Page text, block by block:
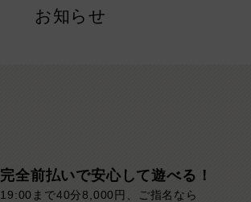
お知らせ
完全前払いで安心して遊べる！
19:00まで40分8,000円、ご指名なら